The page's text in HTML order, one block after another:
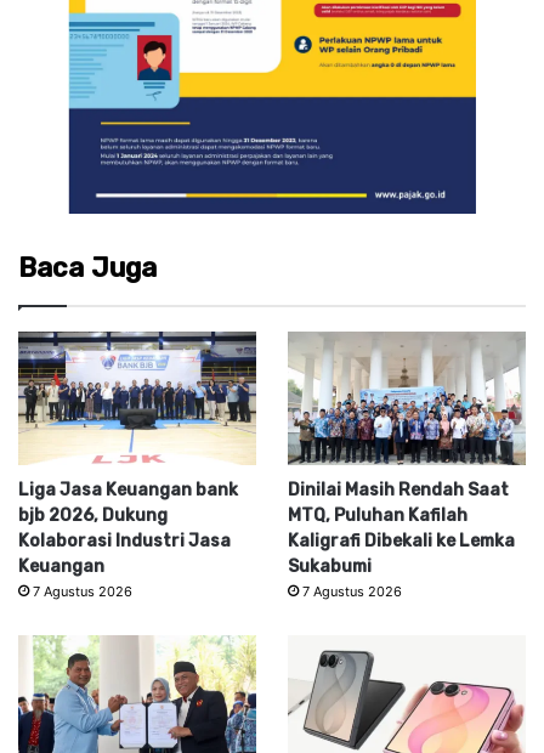
Baca Juga
Liga Jasa Keuangan bank
bjb 2026, Dukung
Kolaborasi Industri Jasa
Keuangan
7 Agustus 2026
Dinilai Masih Rendah Saat
MTQ, Puluhan Kafilah
Kaligrafi Dibekali ke Lemka
Sukabumi
7 Agustus 2026